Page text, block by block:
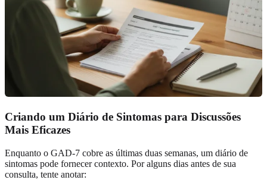
Criando um Diário de Sintomas para Discussões
Mais Eficazes
Enquanto o GAD-7 cobre as últimas duas semanas, um diário de
sintomas pode fornecer contexto. Por alguns dias antes de sua
consulta, tente anotar: